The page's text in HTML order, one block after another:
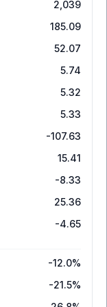
2,039
185.09
52.07
5.74
5.32
5.33
-107.63
15.41
-8.33
25.36
-4.65
-12.0%
-21.5%